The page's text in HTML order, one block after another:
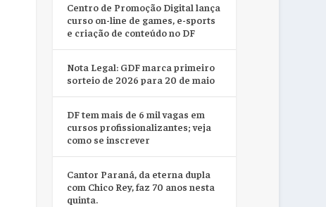
Centro de Promoção Digital lança
curso on-line de games, e-sports
e criação de conteúdo no DF
Nota Legal: GDF marca primeiro
sorteio de 2026 para 20 de maio
DF tem mais de 6 mil vagas em
cursos profissionalizantes; veja
como se inscrever
Cantor Paraná, da eterna dupla
com Chico Rey, faz 70 anos nesta
quinta.